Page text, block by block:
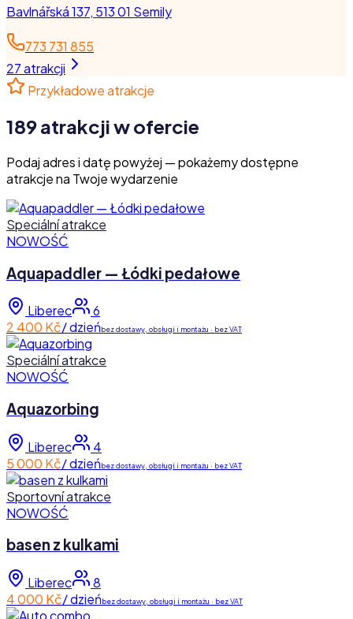
Bavlnářská 137, 513 01 Semily
773 731 855
27atrakcji
Przykładowe atrakcje
189 atrakcji w ofercie
Podaj adres i datę powyżej — pokażemy dostępne
atrakcje na Twoje wydarzenie
Speciální atrakce
NOWOŚĆ
Aquapaddler — Łódki pedałowe
Liberec
6
2 400 Kč/ dzieńbez dostawy, obsługi i montażu · bez VAT
Speciální atrakce
NOWOŚĆ
Aquazorbing
Liberec
4
5 000 Kč/ dzieńbez dostawy, obsługi i montażu · bez VAT
Sportovní atrakce
NOWOŚĆ
basen z kulkami
Liberec
8
4 000 Kč/ dzieńbez dostawy, obsługi i montażu · bez VAT